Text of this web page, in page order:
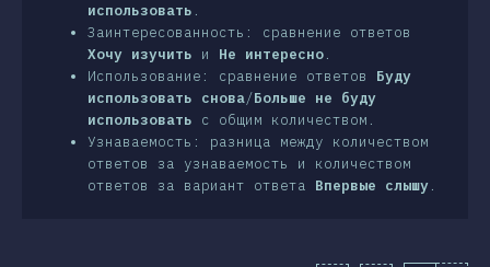
использовать .
Заинтересованность: сравнение ответов
Хочу изучить и Не интересно.
Использование: сравнение ответов Буду
использовать снова/Больше не буду
использовать с общим количеством.
Узнаваемость: разница между количеством
ответов за узнаваемость и количеством
ответов за вариант ответа Впервые слышу.